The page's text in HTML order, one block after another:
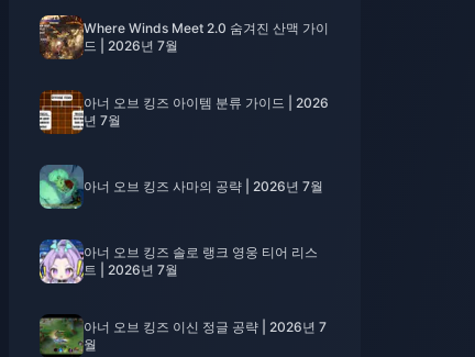
Where Winds Meet 2.0 숨겨진 산맥 가이
드 | 2026년 7월
아너 오브 킹즈 아이템 분류 가이드 | 2026
년 7월
아너 오브 킹즈 사마의 공략 | 2026년 7월
아너 오브 킹즈 솔로 랭크 영웅 티어 리스
트 | 2026년 7월
아너 오브 킹즈 이신 정글 공략 | 2026년 7
월